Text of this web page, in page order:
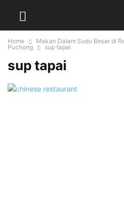
Home
Makan Dalam Sudu Besar di
Puchong
sup tapai
sup tapai